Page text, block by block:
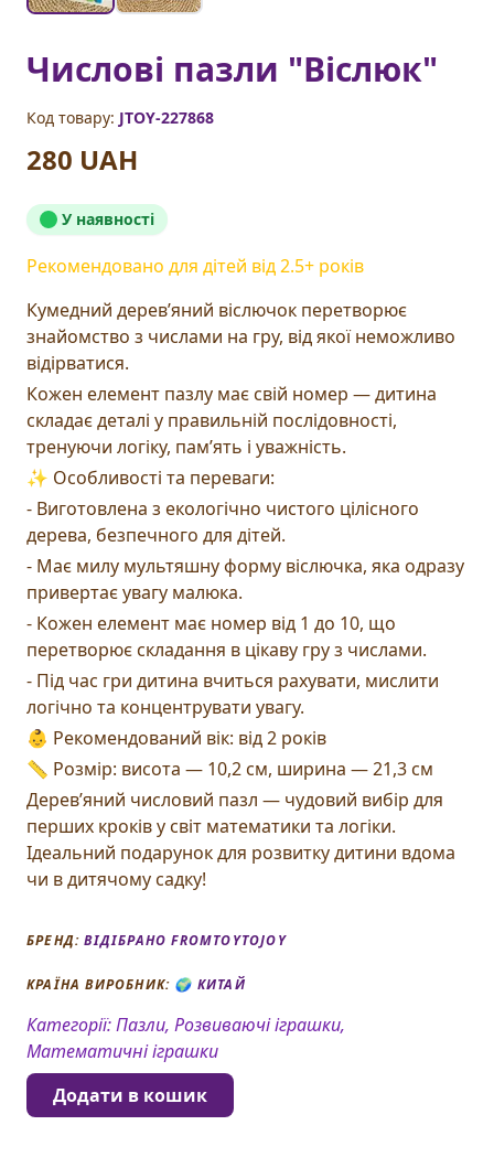
Числові пазли "Віслюк"
Код товару: JTOY-227868
280 UAH
У наявності
Рекомендовано для дітей від2.5+ років
Кумедний дерев’яний віслючок перетворює
знайомство з числами на гру, від якої неможливо
відірватися.
Кожен елемент пазлу має свій номер — дитина
складає деталі у правильній послідовності,
тренуючи логіку, пам’ять і уважність.
✨ Особливості та переваги:
- Виготовлена з екологічно чистого цілісного
дерева, безпечного для дітей.
- Має милу мультяшну форму віслючка, яка одразу
привертає увагу малюка.
- Кожен елемент має номер від 1 до 10, що
перетворює складання в цікаву гру з числами.
- Під час гри дитина вчиться рахувати, мислити
логічно та концентрувати увагу.
👶 Рекомендований вік: від 2 років
📏 Розмір: висота — 10,2 см, ширина — 21,3 см
Дерев’яний числовий пазл — чудовий вибір для
перших кроків у світ математики та логіки.
Ідеальний подарунок для розвитку дитини вдома
чи в дитячому садку!
БРЕНД:ВІДІБРАНО FROMTOYTOJOY
КРАЇНА ВИРОБНИК: 🌍 КИТАЙ
Категорії:Пазли, Розвиваючі іграшки,
Математичні іграшки
Додати в кошик